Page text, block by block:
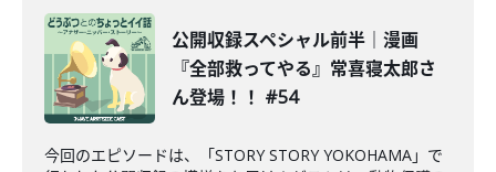
公開収録スペシャル前半｜漫画
『全部救ってやる』常喜寝太郎さ
ん登場！！ #54
今回のエピソードは、「STORY STORY YOKOHAMA」で